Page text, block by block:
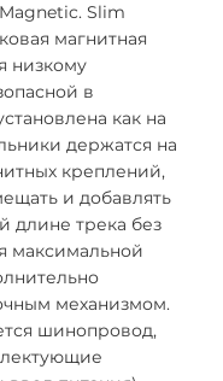
Slim
магнитная
низкому
в
как на
держатся на
креплений,
и добавлять
длине трека без
максимальной
механизмом.
шинопровод,